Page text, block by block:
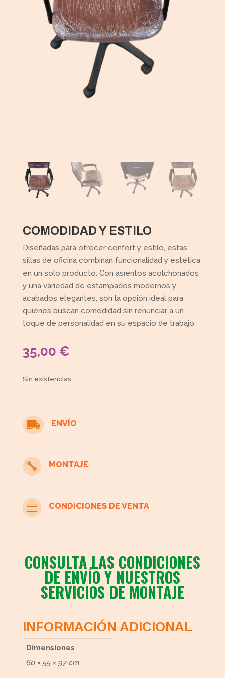
COMODIDAD Y ESTILO
Diseñadas para ofrecer confort y estilo, estas
sillas de oficina combinan funcionalidad y estética
en un solo producto. Con asientos acolchonados
y una variedad de estampados modernos y
acabados elegantes, son la opción ideal para
quienes buscan comodidad sin renunciar a un
toque de personalidad en su espacio de trabajo.
35,00 €
Sin existencias
 ENVÍO
 MONTAJE
 CONDICIONES DE VENTA
CONSULTA LAS CONDICIONES
DE ENVÍO Y NUESTROS
SERVICIOS DE MONTAJE
INFORMACIÓN ADICIONAL
Dimensiones
60 × 55 × 97 cm